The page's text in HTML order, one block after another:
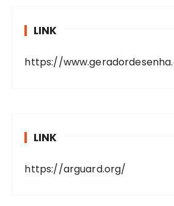
LINK
https://
LINK
https://arguard.org/